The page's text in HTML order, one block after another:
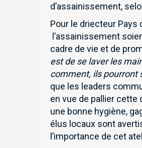
d’assainissement,
Pour le driecteur Pays
l’assainissement
cadre de vie et de
est de se laver les
comment, ils pourront
que les leaders
en vue de pallier cette
une bonne hygiène,
élus locaux sont
l’importance de cet